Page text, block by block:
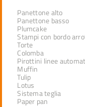
Panettone alto
Panettone basso
Plumcake
Stampi con bordo
Torte
Colomba
Pirottini linee
Muffin
Tulip
Lotus
Sistema teglia
Paper pan